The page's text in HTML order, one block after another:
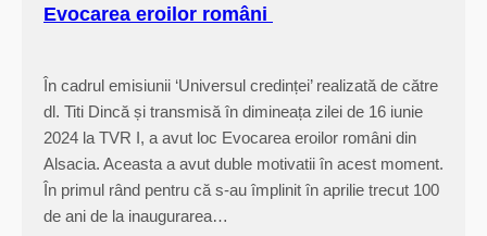
n
)
3
Evocarea eroilor români
În cadrul emisiunii ‘Universul credinței’ realizată de către
dl. Titi Dincă și transmisă în dimineața zilei de 16 iunie
2024 la TVR I, a avut loc Evocarea eroilor români din
Alsacia. Aceasta a avut duble motivatii în acest moment.
În primul rând pentru că s-au împlinit în aprilie trecut 100
de ani de la inaugurarea…